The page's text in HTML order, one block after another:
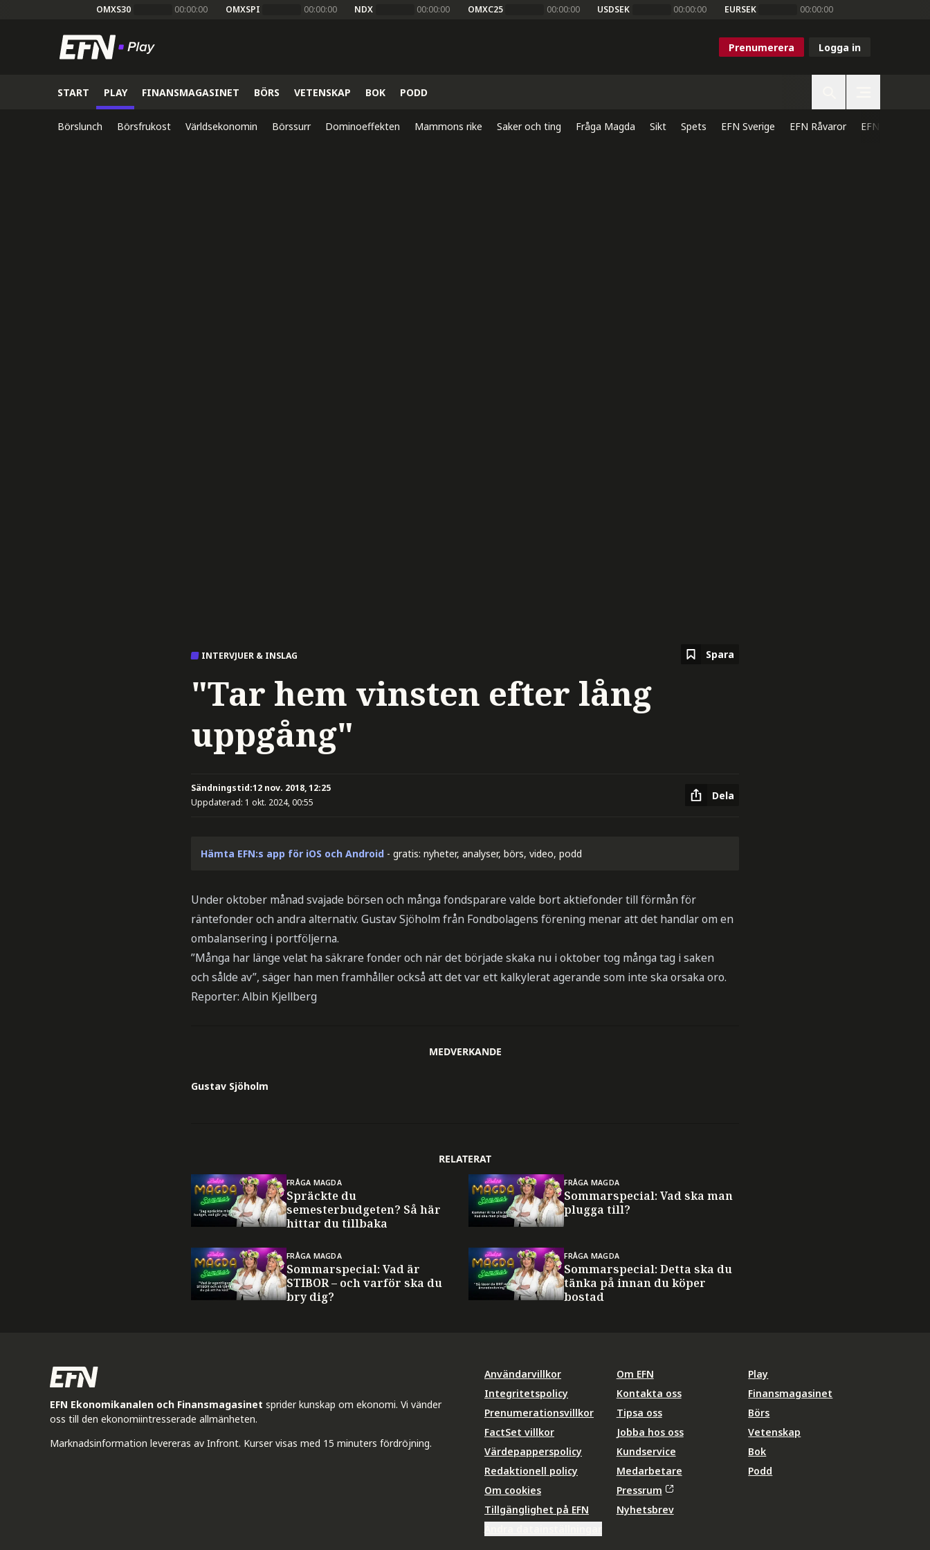
OMXS30 00:00:00 OMXSPI 00:00:00 NDX 00:00:00 OMXC25 00:00:00 USDSEK 00:00:00 EURSEK 00:00:00
Prenumerera Logga in
START PLAY FINANSMAGASINET BÖRS VETENSKAP BOK PODD
Börslunch Börsfrukost Världsekonomin Börssurr Dominoeffekten Mammons rike Saker och ting Fråga Magda Sikt Spets EFN Sverige EFN Råvaror EFN Direkt
INTERVJUER & INSLAG Spara
"Tar hem vinsten efter lång
uppgång"
Sändningstid:12 nov. 2018, 12:25
Uppdaterad: 1 okt. 2024, 00:55
Dela
Hämta EFN:s app för iOS och Android - gratis: nyheter, analyser, börs, video, podd
Under oktober månad svajade börsen och många fondsparare valde bort aktiefonder till förmån för
räntefonder och andra alternativ. Gustav Sjöholm från Fondbolagens förening menar att det handlar om en
ombalansering i portföljerna.
”Många har länge velat ha säkrare fonder och när det började skaka nu i oktober tog många tag i saken
och sålde av”, säger han men framhåller också att det var ett kalkylerat agerande som inte ska orsaka oro.
Reporter: Albin Kjellberg
MEDVERKANDE
Gustav Sjöholm
RELATERAT
FRÅGA MAGDA
Spräckte du
semesterbudgeten? Så här
hittar du tillbaka
FRÅGA MAGDA
Sommarspecial: Vad ska man
plugga till?
FRÅGA MAGDA
Sommarspecial: Vad är
STIBOR – och varför ska du
bry dig?
FRÅGA MAGDA
Sommarspecial: Detta ska du
tänka på innan du köper
bostad
EFN Ekonomikanalen och Finansmagasinet sprider kunskap om ekonomi. Vi vänder
oss till den ekonomiintresserade allmänheten.
Marknadsinformation levereras av Infront. Kurser visas med 15 minuters fördröjning.
Användarvillkor
Integritetspolicy
Prenumerationsvillkor
FactSet villkor
Värdepapperspolicy
Redaktionell policy
Om cookies
Tillgänglighet på EFN
Om EFN
Kontakta oss
Tipsa oss
Jobba hos oss
Kundservice
Medarbetare
Pressrum
Nyhetsbrev
Play
Finansmagasinet
Börs
Vetenskap
Bok
Podd